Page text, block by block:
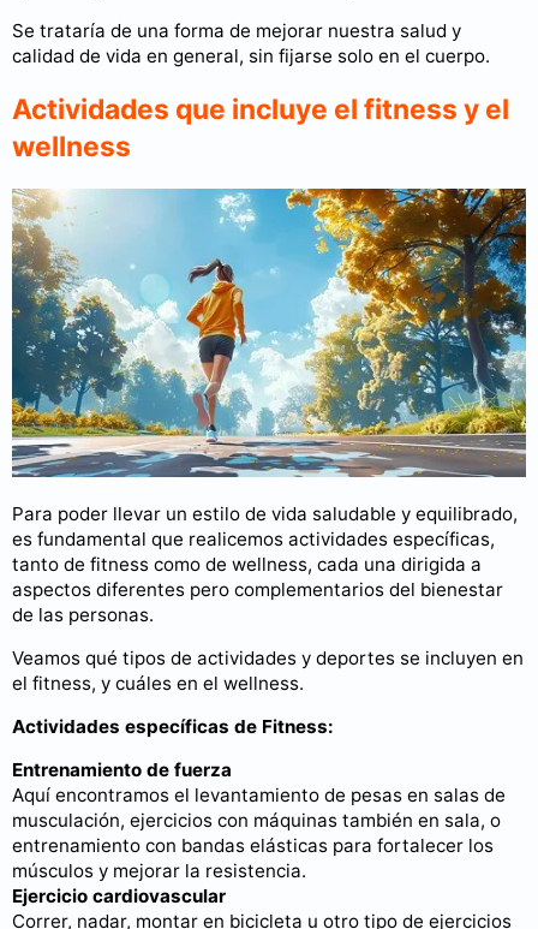
Se trataría de una forma de mejorar nuestra salud y
calidad de vida en general, sin fijarse solo en el cuerpo.
Actividades que incluye el fitness y el
wellness
Para poder llevar un estilo de vida saludable y equilibrado,
es fundamental que realicemos actividades específicas,
tanto de fitness como de wellness, cada una dirigida a
aspectos diferentes pero complementarios del bienestar
de las personas.
Veamos qué tipos de actividades y deportes se incluyen en
el fitness, y cuáles en el wellness.
Actividades específicas de Fitness:
Entrenamiento de fuerza
Aquí encontramos el levantamiento de pesas en salas de
musculación, ejercicios con máquinas también en sala, o
entrenamiento con bandas elásticas para fortalecer los
músculos y mejorar la resistencia.
Ejercicio cardiovascular
Correr, nadar, montar en bicicleta u otro tipo de ejercicios